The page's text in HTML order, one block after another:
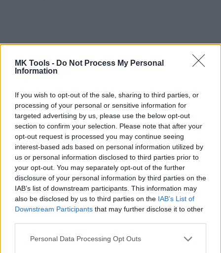
MK Tools - Do Not Process My Personal
Information
If you wish to opt-out of the sale, sharing to third parties, or
processing of your personal or sensitive information for
targeted advertising by us, please use the below opt-out
section to confirm your selection. Please note that after your
opt-out request is processed you may continue seeing
interest-based ads based on personal information utilized by
us or personal information disclosed to third parties prior to
your opt-out. You may separately opt-out of the further
disclosure of your personal information by third parties on the
IAB’s list of downstream participants. This information may
also be disclosed by us to third parties on the IAB’s List of
Downstream Participants that may further disclose it to other
Personal Data Processing Opt Outs
Elektródy ER117 2.0x300
(4.2kg 380ks)
Kód: 820023
65,55 € s DPH
bez DPH / bal
KÚPIŤ
Min. 1 bal